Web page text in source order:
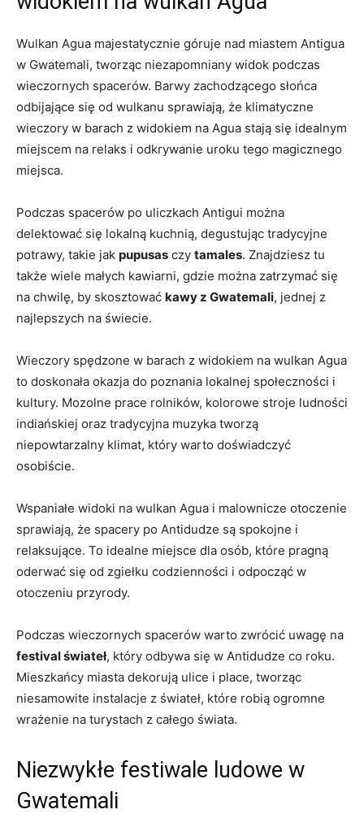
Wulkan Agua majestatycznie góruje nad miastem Antigua
w Gwatemali,⁢ tworząc niezapomniany widok‌ podczas⁣
wieczornych spacerów. Barwy zachodzącego słońca⁤
odbijające się ‌od wulkanu sprawiają, że⁢ klimatyczne​
wieczory w ⁣barach z widokiem na Agua stają ‍się idealnym
miejscem na relaks i odkrywanie uroku tego magicznego‌
miejsca.
Podczas spacerów po ​uliczkach‌ Antigui można
delektować się lokalną⁣ kuchnią, ⁣degustując tradycyjne
potrawy, takie jak pupusas czy tamales. Znajdziesz​ tu
także wiele małych ‍kawiarni, ​gdzie można zatrzymać się
na chwilę,⁣ by skosztować kawy z Gwatemali, jednej​ z ​
najlepszych na świecie.
Wieczory spędzone w ⁣barach ⁤z widokiem‌ na wulkan Agua
to doskonała okazja do poznania lokalnej społeczności i
⁣kultury. Mozolne prace‌ rolników, kolorowe⁤ stroje ludności
indiańskiej oraz tradycyjna muzyka tworzą
niepowtarzalny klimat, który warto doświadczyć
osobiście.
Wspaniałe ‍widoki na wulkan Agua ​i malownicze otoczenie
sprawiają, że spacery po Antidudze są spokojne i
relaksujące. To idealne miejsce ‍dla ⁢osób, ⁣które pragną
oderwać‍ się od‌ zgiełku codzienności i ‌odpocząć w⁣
otoczeniu przyrody.
Podczas ⁢wieczornych spacerów warto zwrócić uwagę na
festival świateł,⁢ który ⁤odbywa się w Antidudze co ‍roku.
Mieszkańcy ⁢miasta dekorują ulice i⁤ place, tworząc​
niesamowite instalacje z świateł, które robią ogromne
wrażenie na‍ turystach z ⁤całego‌ świata.
Niezwykłe festiwale ‍ludowe w
Gwatemali